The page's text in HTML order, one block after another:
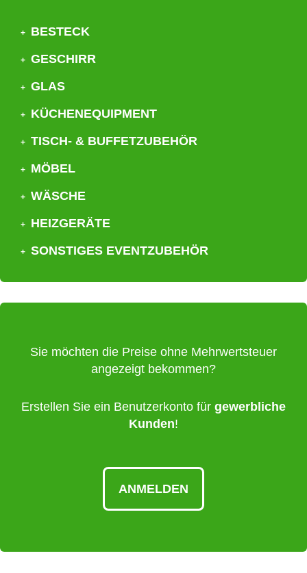
BESTECK
GESCHIRR
GLAS
KÜCHENEQUIPMENT
TISCH- & BUFFETZUBEHÖR
MÖBEL
WÄSCHE
HEIZGERÄTE
SONSTIGES EVENTZUBEHÖR
Sie möchten die Preise ohne Mehrwertsteuer
angezeigt bekommen?
Erstellen Sie ein Benutzerkonto für gewerbliche
Kunden!
ANMELDEN